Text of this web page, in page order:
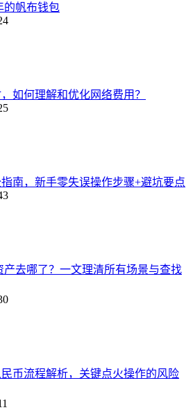
的帆布钱包
如何理解和优化网络费用？
指南，新手零失误操作步骤+避坑要点
产去哪了？一文理清所有场景与查找
民币流程解析，关键点火操作的风险